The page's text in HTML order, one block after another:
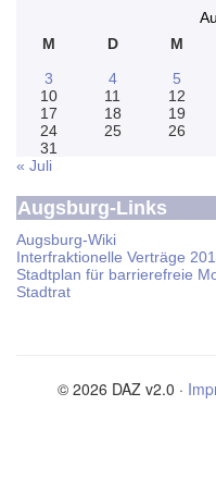
M
D M
3
4 5
10
11 12
17
18 19
24
25 26
31
« Juli
Augsburg-Links
Augsburg-Wiki
Interfraktionelle Verträge
Stadtplan für barrierefreie
Stadtrat
© 2026 DAZ v2.0 ·